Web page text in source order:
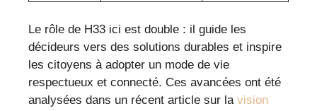
Le rôle de H33 ici est double : il guide les
décideurs vers des solutions durables et inspire
les citoyens à adopter un mode de vie
respectueux et connecté. Ces avancées ont été
analysées dans un récent article sur la vision